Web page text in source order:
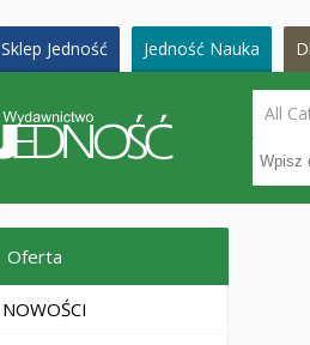
Sklep Jedność Jedność Nauka
All
Oferta
NOWOŚCI